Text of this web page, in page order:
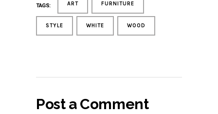
TAGS: ART FURNITURE
STYLE WHITE WOOD
Post a Comment